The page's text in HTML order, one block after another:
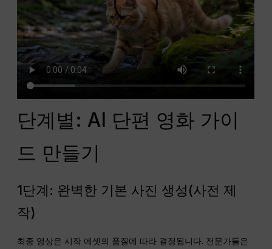
단계별: AI 단편 영화 가이
드 만들기
1단계: 완벽한 기본 사진 생성(사전 제
작)
최종 영상은 시작 에셋의 품질에 따라 결정됩니다. 전문가들은